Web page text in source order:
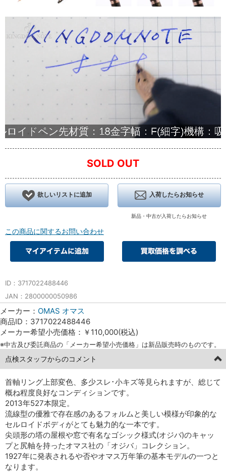
SOLD OUT
欲しいリストに追加 入荷したらお知らせ
新品・中古が入荷したらお知らせ
この商品に関するお問い合わせ
ID：3717022488446
JAN：2800000050986
メーカー： OMAS オマス
商品ID：3717022488446
メーカー希望小売価格：￥110,000(税込)
※中古及び委託商品の「メーカー希望小売価格」は新品販売時のものです。
点検スタッフからのコメント
首軸リング上部変色、多少スレ･小キズ等見られますが、総じて
概ね程度良好なコンディションです。
2013年527本限定。
流線型の優雅で存在感のあるフォルムと美しい模様が印象的な
セルロイドボディがとても魅力的な一本です。
尖頭形の塔の屋根や窓で有名なゴシック様式(オジバ)のキャッ
プと尻軸を持ったオマス社の「オジバ」コレクション。
1927年に発表されるや否やオマス万年筆の基本モデルの一つと
なります。